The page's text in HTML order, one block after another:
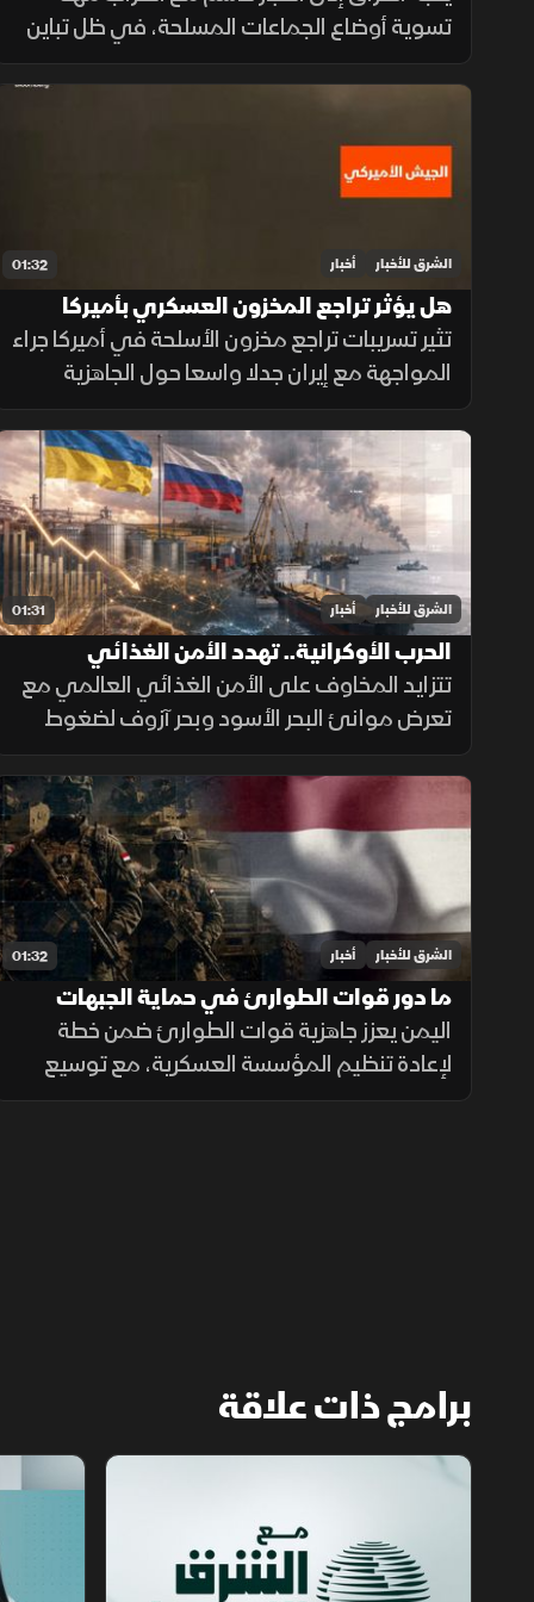
تسوية أوضاع الجماعات المسلحة، في ظل تباين
مواقف الفصائل بين التمسك بالسلاح وإعلان
الاستعداد لتسليمه للدولة.
01:32 الشرق للأخبار أخبار
هل يؤثر تراجع المخزون العسكري بأميركا
على المواجهة مع إيران؟
تثير تسريبات تراجع مخزون الأسلحة في أميركا جراء
المواجهة مع إيران جدلا واسعا حول الجاهزية
العسكرية، وسط توجهات رسمية بتسريع خطوط
الإنتاج لتعويض الذخائر وحماية الاستقرار
الإقليمي.
01:31 الشرق للأخبار أخبار
الحرب الأوكرانية.. تهدد الأمن الغذائي
العالمي
تتزايد المخاوف على الأمن الغذائي العالمي مع
تعرض موانئ البحر الأسود وبحر آزوف لضغوط
متصاعدة، ما يهدد صادرات الحبوب ويرفع تكاليف
الشحن والتأمين وأسعار الغذاء.
01:32 الشرق للأخبار أخبار
ما دور قوات الطوارئ في حماية الجبهات
اليمنية؟
اليمن يعزز جاهزية قوات الطوارئ ضمن خطة
لإعادة تنظيم المؤسسة العسكرية، مع توسيع
انتشارها في الجبهات الحدودية والمحافظات
برامج ذات علاقة
مع الشرق الأوسط الخبر الآخر